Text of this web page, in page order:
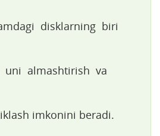
disklarning biri
uni almashtirish va
imkonini beradi.